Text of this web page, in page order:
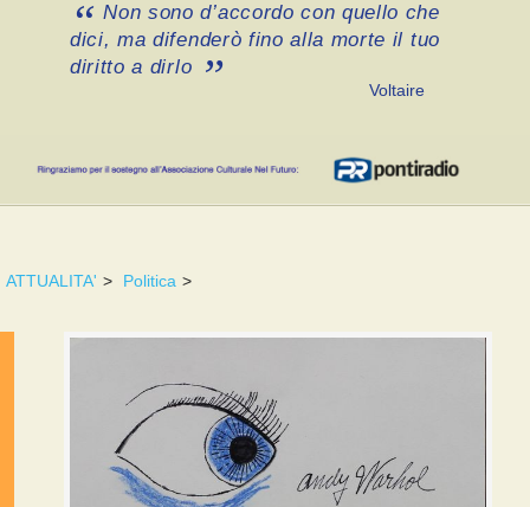
Non sono d’accordo con quello che
dici, ma difenderò fino alla morte il tuo
diritto a dirlo
Voltaire
ATTUALITA' > Politica >